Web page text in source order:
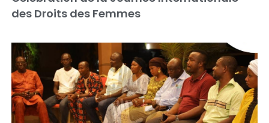
des Droits des Femmes